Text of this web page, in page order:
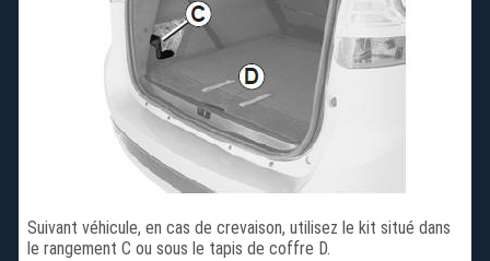
Suivant véhicule, en cas de crevaison, utilisez le kit situé dans
le rangement C ou sous le tapis de coffre D.